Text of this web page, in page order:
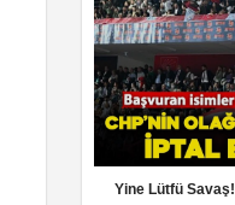
Yine Lütfü Savaş!